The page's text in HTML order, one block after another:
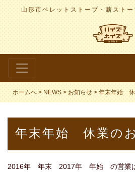
山形市ペレットストーブ・薪スト
ホームへ > NEWS > お知らせ> 年末年始 休
年末年始 休業の
2016年 年末 2017年 年始 の営業